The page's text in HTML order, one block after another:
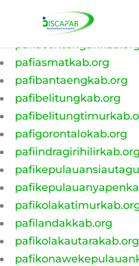
pafiacehbaratkab.org
pafiacehbesarkab.org
pafiasmatkab.org
pafibantaengkab.org
pafibelitungkab.org
pafigorontalokab.org
pafiindragirihilirkab.org
pafilandakkab.org
pafikolakautarakab.org